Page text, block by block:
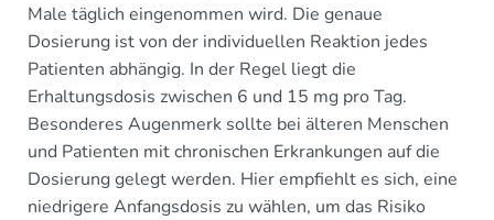
Male täglich eingenommen wird. Die genaue
Dosierung ist von der individuellen Reaktion jedes
Patienten abhängig. In der Regel liegt die
Erhaltungsdosis zwischen 6 und 15 mg pro Tag.
Besonderes Augenmerk sollte bei älteren Menschen
und Patienten mit chronischen Erkrankungen auf die
Dosierung gelegt werden. Hier empfiehlt es sich, eine
niedrigere Anfangsdosis zu wählen, um das Risiko